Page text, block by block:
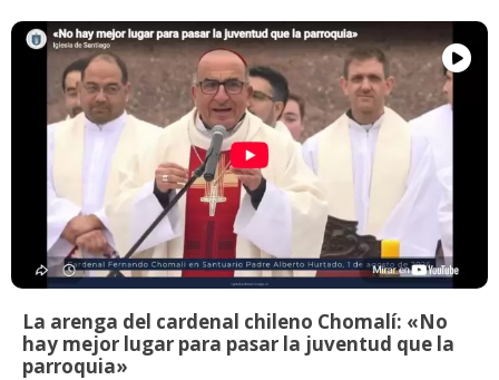
La arenga del cardenal chileno Chomalí: «No
hay mejor lugar para pasar la juventud que la
parroquia»